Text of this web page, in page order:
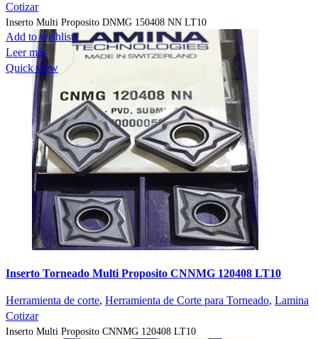
Cotizar
Inserto Multi Proposito DNMG 150408 NN LT10
Add to wishlist
Leer más
Quick view
Inserto Torneado Multi Proposito CNNMG 120408 LT10
Herramienta de corte, Herramienta de Corte para Torneado, Lamina
Cotizar
Inserto Multi Proposito CNNMG 120408 LT10